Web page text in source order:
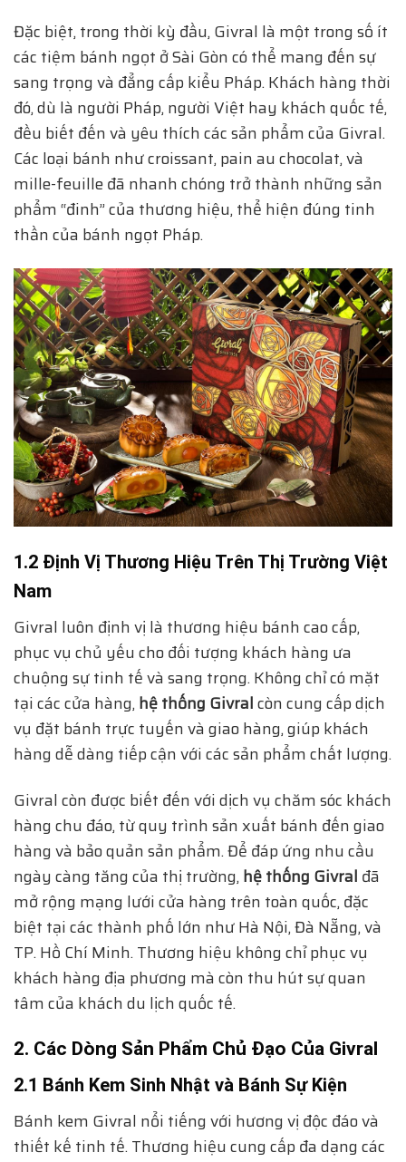
Đặc biệt, trong thời kỳ đầu, Givral là một trong số ít
các tiệm bánh ngọt ở Sài Gòn có thể mang đến sự
sang trọng và đẳng cấp kiểu Pháp. Khách hàng thời
đó, dù là người Pháp, người Việt hay khách quốc tế,
đều biết đến và yêu thích các sản phẩm của Givral.
Các loại bánh như croissant, pain au chocolat, và
mille-feuille đã nhanh chóng trở thành những sản
phẩm “đinh” của thương hiệu, thể hiện đúng tinh
thần của bánh ngọt Pháp.
1.2 Định Vị Thương Hiệu Trên Thị Trường Việt
Nam
Givral luôn định vị là thương hiệu bánh cao cấp,
phục vụ chủ yếu cho đối tượng khách hàng ưa
chuộng sự tinh tế và sang trọng. Không chỉ có mặt
tại các cửa hàng, hệ thống Givralcòn cung cấp dịch
vụ đặt bánh trực tuyến và giao hàng, giúp khách
hàng dễ dàng tiếp cận với các sản phẩm chất lượng.
Givral còn được biết đến với dịch vụ chăm sóc khách
hàng chu đáo, từ quy trình sản xuất bánh đến giao
hàng và bảo quản sản phẩm. Để đáp ứng nhu cầu
ngày càng tăng của thị trường, hệ thống Givral đã
mở rộng mạng lưới cửa hàng trên toàn quốc, đặc
biệt tại các thành phố lớn như Hà Nội, Đà Nẵng, và
TP. Hồ Chí Minh. Thương hiệu không chỉ phục vụ
khách hàng địa phương mà còn thu hút sự quan
tâm của khách du lịch quốc tế.
2. Các Dòng Sản Phẩm Chủ Đạo Của Givral
2.1 Bánh Kem Sinh Nhật và Bánh Sự Kiện
Bánh kem Givral nổi tiếng với hương vị độc đáo và
thiết kế tinh tế. Thương hiệu cung cấp đa dạng các